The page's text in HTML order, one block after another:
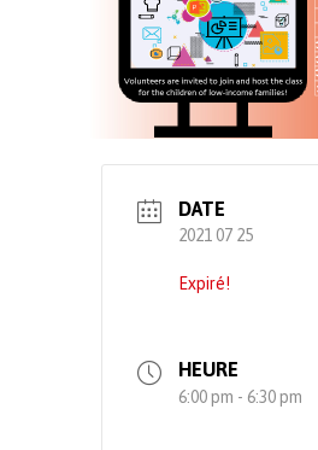
DATE
2021 07 25
Expiré!
HEURE
6:00 pm - 6:30 pm